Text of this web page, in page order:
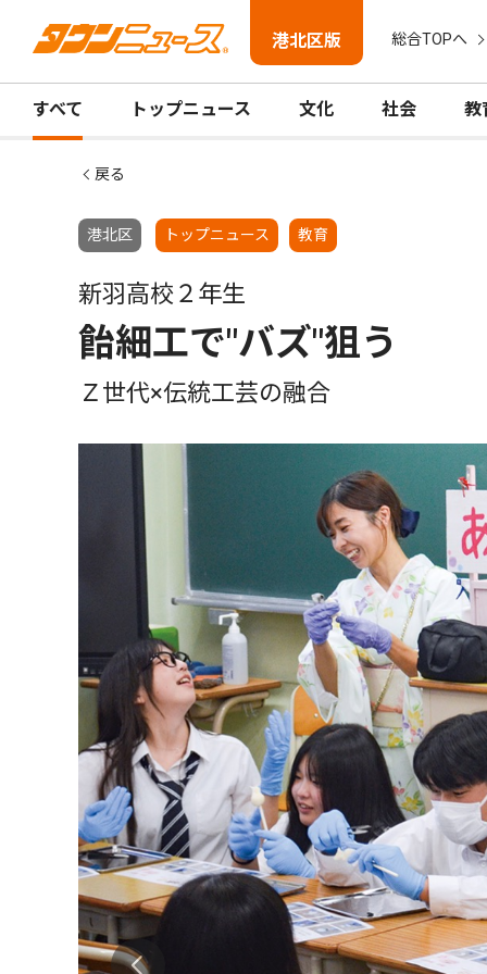
港北区版 総合TOPへ
すべて トップニュース 文化 社会 教
戻る
港北区 トップニュース 教育
新羽高校２年生
飴細工で"バズ"狙う
Ｚ世代×伝統工芸の融合